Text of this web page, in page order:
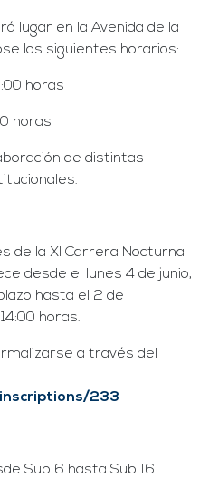
lugar en la Avenida de la
los siguientes horarios:
horas
horas
de distintas
de la XI Carrera Nocturna
desde el lunes 4 de junio,
hasta el 2 de
horas.
a través del
233
Sub 6 hasta Sub 16